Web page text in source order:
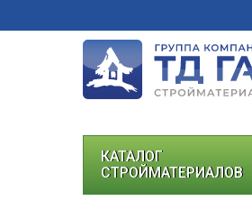
КАТАЛОГ
СТРОЙМАТЕРИАЛОВ